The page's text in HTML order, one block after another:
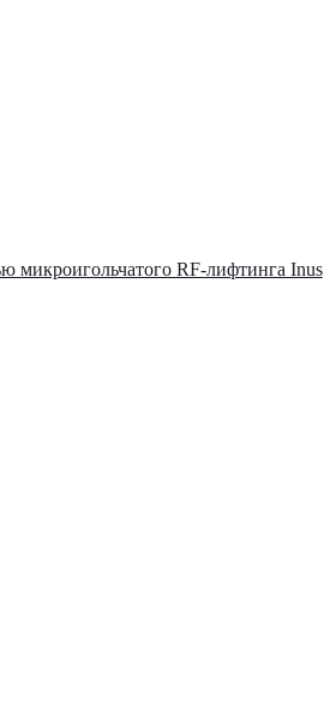
микроигольчатого RF-лифтинга Inus